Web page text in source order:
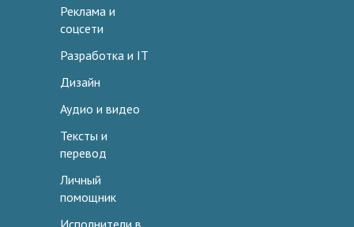
Реклама и
соцсети
Разработка и IT
Дизайн
Аудио и видео
Тексты и
перевод
Личный
помощник